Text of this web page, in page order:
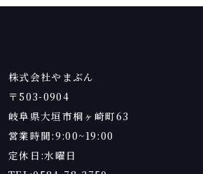
株式会社やまぶん
〒503-0904
岐阜県大垣市桐ヶ崎町63
営業時間:9:00~19:00
定休日:水曜日